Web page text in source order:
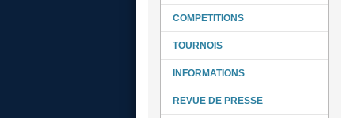
COMPETITIONS
TOURNOIS
INFORMATIONS
REVUE DE PRESSE